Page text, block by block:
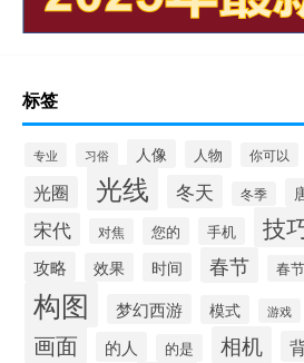
标签
专业 习俗 人像 人物 你可以
光圈 光线 冬天 冬季
宋代 对焦 您的 手机 技
攻略 效果 时间 春节 春
构图 梦幻西游 模式 游戏
画面 的人 的是 相机